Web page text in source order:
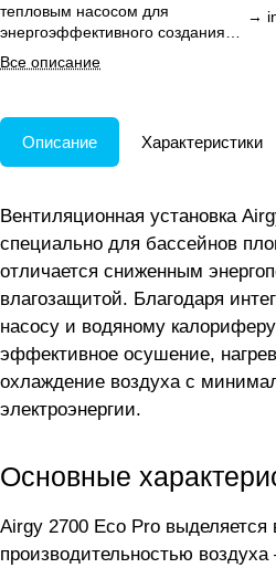
тепловым насосом для
энергоэффективного создания
микроклимата в бассейнах
средних площадей.
Все описание
→
Описание Характеристики
Вентиляционная установка
специально для бассейнов
отличается сниженным
влагозащитой. Благодаря
насосу и водяному
эффективное осушение,
охлаждение воздуха с
электроэнергии.
Основные
Airgy 2700 Eco Pro выделяется
производительностью